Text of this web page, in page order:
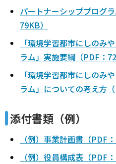
パートナーシッププログ
79KB）
「環境学習都市にしのみ
ラム」実施要綱（PDF：
「環境学習都市にしのみ
ラム」についての考え方
添付書類（例）
（例）事業計画書（PDF
（例）役員構成表（PDF